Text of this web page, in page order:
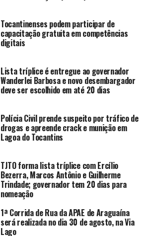
Tocantinenses podem participar de
capacitação gratuita em competências
digitais
Lista tríplice é entregue ao governador
Wanderlei Barbosa e novo desembargador
deve ser escolhido em até 20 dias
Polícia Civil prende suspeito por tráfico de
drogas e apreende crack e munição em
Lagoa do Tocantins
TJTO forma lista tríplice com Ercílio
Bezerra, Marcos Antônio e Guilherme
Trindade; governador tem 20 dias para
nomeação
1ª Corrida de Rua da APAE de Araguaína
será realizada no dia 30 de agosto, na Via
Lago